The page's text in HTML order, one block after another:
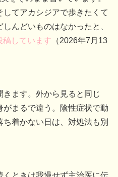
てアカシジアで歩きたくて
んどいものはなかったと、
稿しています （2026年7月13
ます。外から見ると同じ
がまるで違う。陰性症状で動
着かない日は、対処法も別
ときは我慢せず主治医に伝